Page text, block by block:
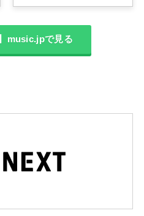
music.jpで見る